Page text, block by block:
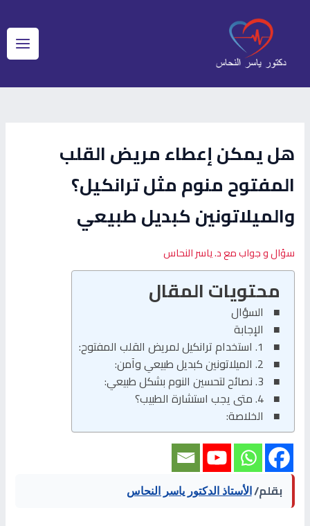
هل يمكن إعطاء مريض القلب
المفتوح منوم مثل ترانكيل؟
والميلاتونين كبديل طبيعي
سؤال و جواب مع د. ياسر النحاس
محتويات المقال
السؤال
الإجابة
1. استخدام ترانكيل لمريض القلب المفتوح:
2. الميلاتونين كبديل طبيعي وآمن:
3. نصائح لتحسين النوم بشكل طبيعي:
4. متى يجب استشارة الطبيب؟
الخلاصة:
بقلم/ الأستاذ الدكتور ياسر النحاس
navigation